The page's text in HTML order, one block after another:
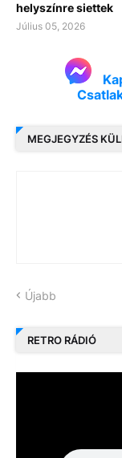
helyszínre siettek
Július 05, 2026
MEGJEGYZÉS
Újabb
RETRO RÁDIÓ